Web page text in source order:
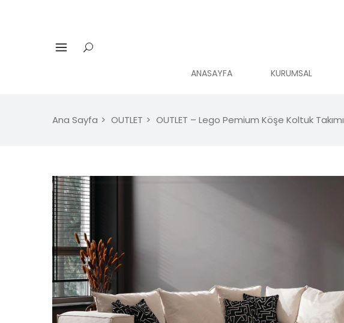
ANASAYFA KURUMSAL
Ana Sayfa OUTLET OUTLET – Lego Pemium Köşe Koltuk Takımı